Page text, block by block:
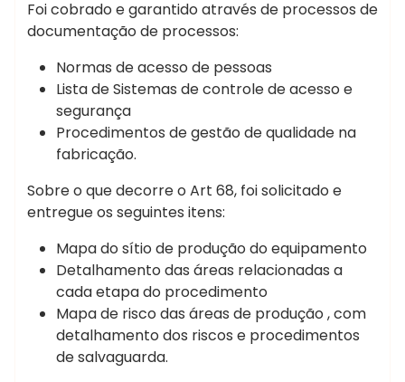
Foi cobrado e garantido através de processos de
documentação de processos:
Normas de acesso de pessoas
Lista de Sistemas de controle de acesso e
segurança
Procedimentos de gestão de qualidade na
fabricação.
Sobre o que decorre o Art 68, foi solicitado e
entregue os seguintes itens:
Mapa do sítio de produção do equipamento
Detalhamento das áreas relacionadas a
cada etapa do procedimento
Mapa de risco das áreas de produção , com
detalhamento dos riscos e procedimentos
de salvaguarda.